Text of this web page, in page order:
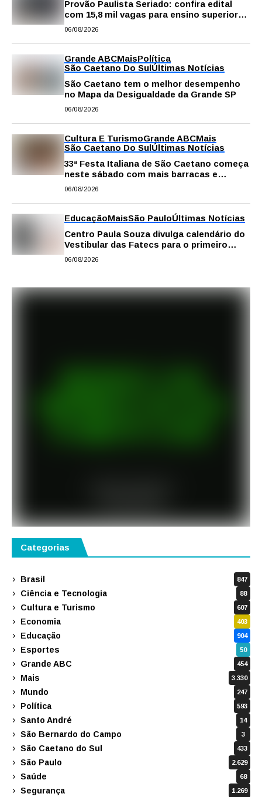
Provão Paulista Seriado: confira edital
com 15,8 mil vagas para ensino superior
público
06/08/2026
Grande ABCMaisPolítica
São Caetano Do SulÚltimas Notícias
São Caetano tem o melhor desempenho
no Mapa da Desigualdade da Grande SP
06/08/2026
Cultura E TurismoGrande ABCMais
São Caetano Do SulÚltimas Notícias
33ª Festa Italiana de São Caetano começa
neste sábado com mais barracas e
novidades em decoração e atrações
06/08/2026
EducaçãoMaisSão PauloÚltimas Notícias
Centro Paula Souza divulga calendário do
Vestibular das Fatecs para o primeiro
semestre de 2027
06/08/2026
Categorias
Brasil 847
Ciência e Tecnologia 88
Cultura e Turismo 607
Economia 403
Educação 904
Esportes 50
Grande ABC 454
Mais 3.330
Mundo 247
Política 593
Santo André 14
São Bernardo do Campo 3
São Caetano do Sul 433
São Paulo 2.629
Saúde 68
Segurança 1.269